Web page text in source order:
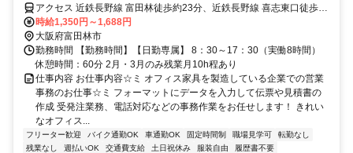
アクセス 近鉄長野線 富田林徒歩約23分、近鉄長野線 喜志東口徒歩約
26分、近鉄長野線 富田林西口徒歩約30分 最寄り駅：富田林駅～車9
分
時給1,350円～1,688円
大阪府富田林市
勤務時間 【勤務時間】【日勤専属】 8：30～17：30（実働8時間）
休憩時間：60分 2月・3月のみ残業月10h程あり
仕事内容 お仕事内容☆ミ オフィス家具を製造している企業での営業
事務のお仕事☆ミ フォーマットにデータを入力して伝票や見積書の
作成 受発注業務、電話対応などの事務作業をお任せします！ きれい
なオフィス...
フリーター歓迎 バイク通勤OK 車通勤OK 固定時間制 職場見学可
転勤なし
残業なし
週払いOK 交通費支給 土日祝休み 服装自由 履歴書不要